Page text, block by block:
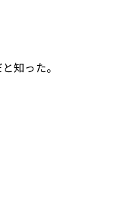
知った。